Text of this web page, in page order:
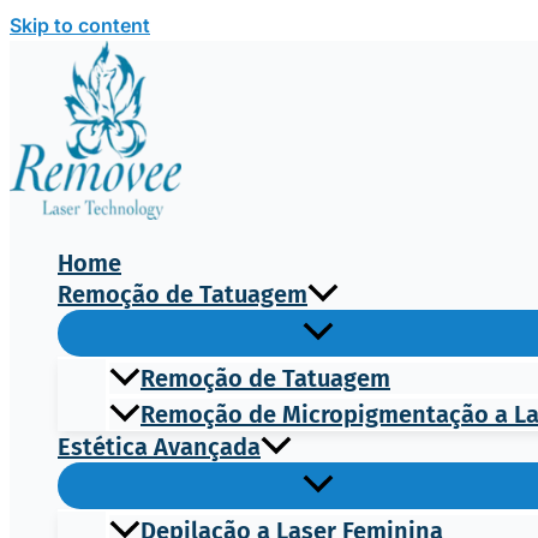
Skip to content
Home
Remoção de Tatuagem
Remoção de Tatuagem
Remoção de Micropigmentação a
Estética Avançada
Depilação a Laser Feminina